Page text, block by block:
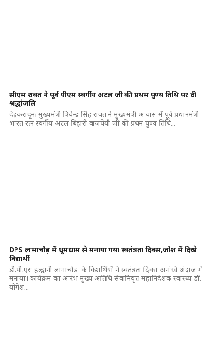
सीएम रावत ने पूर्व पीएम स्वर्गीय अटल जी की प्रथम पुण्य तिथि पर दी
श्रद्धांजलि
देहकरादूनः मुख्यमंत्री त्रिवेन्द्र सिंह रावत ने मुख्यमंत्री आवास में पूर्व प्रधानमंत्री
भारत रत्न स्वर्गीय अटल बिहारी वाजपेयी जी की प्रथम पुण्य तिथि...
DPS लामाचौड़ में धूमधाम से मनाया गया स्वतंत्रता दिवस,जोश में दिखे
विद्यार्थी
डी.पी.एस हल्द्वानी लामाचौड़ के विद्यार्थियों ने स्वतंत्रता दिवस अनोखे अंदाज में
मनाया। कार्यक्रम का आरंभ मुख्य अतिथि सेवानिवृत्त महानिदेशक स्वास्थ्य डॉ.
योगेश...